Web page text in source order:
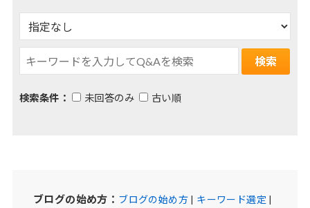
検索条件： 未回答のみ 古い順
ブログの始め方： ブログの始め方| キーワード選定 |